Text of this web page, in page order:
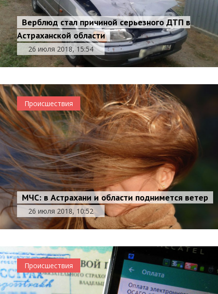
Верблюд стал причиной серьезного ДТП в
Астраханской области
26 июля 2018, 15:54
Происшествия
МЧС: в Астрахани и области поднимется ветер
26 июля 2018, 10:52
Происшествия